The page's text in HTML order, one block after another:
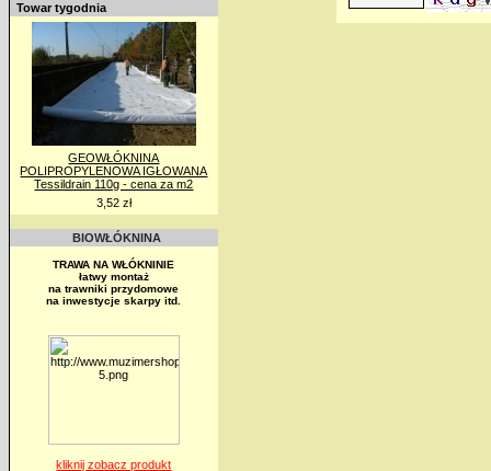
Towar tygodnia
GEOWŁÓKNINA
POLIPROPYLENOWA IGŁOWANA
Tessildrain 110g - cena za m2
3,52 zł
BIOWŁÓKNINA
TRAWA NA WŁÓKNINIE
łatwy montaż
na trawniki przydomowe
na inwestycje skarpy itd.
kliknij zobacz produkt